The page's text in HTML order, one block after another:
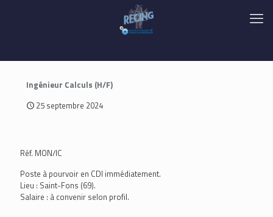
Ingénieur Calculs (H/F)
25 septembre 2024
Réf. MON/IC
Poste à pourvoir en CDI immédiatement.
Lieu : Saint-Fons (69).
Salaire : à convenir selon profil.